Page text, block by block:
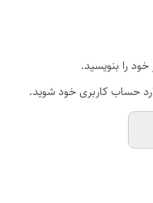
را بنویسید.
حساب کاربری خود شوید.